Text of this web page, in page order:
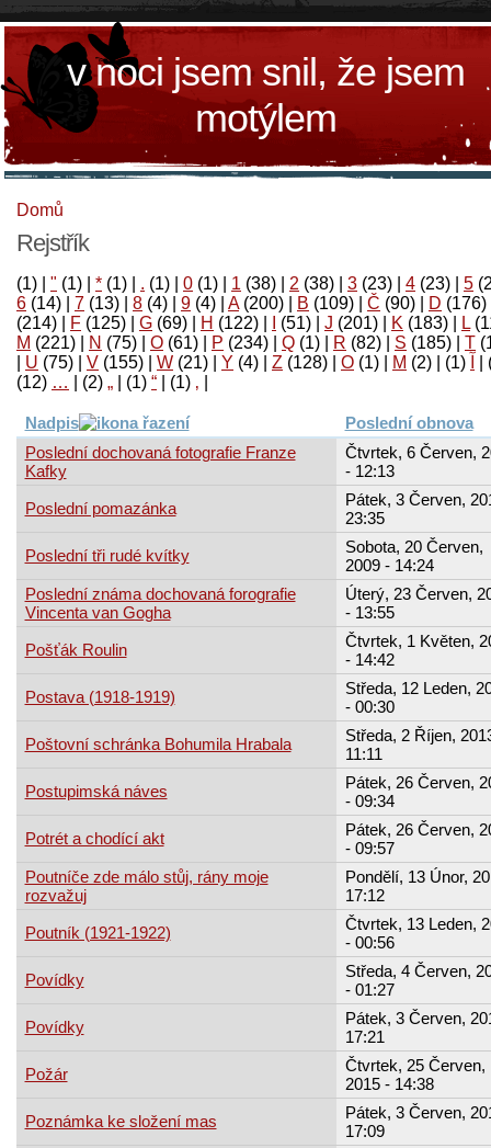
v noci jsem snil, že jsem
motýlem
Domů
Rejstřík
(1) " (1) * (1) . (1) 0 (1) 1 (38) 2 (38) 3 (23) 4 (23) 5
6 (14) 7 (13) 8 (4) 9 (4) A(200) B (109) Č (90) D (176)
(214)
F (125) G (69) H (122) (51) J (201) K (183) L
M (221) N (75) O (61) P (234) Q (1) R (82) S (185) T
U (75) V (155) W (21) Y (4) Z (128) Ο (1) М (2)
(1)
‚
(1)
“
(1)
„
(2)
…
(12)
Nadpis
Poslední obnova
Poslední dochovaná fotografie Franze
Kafky
Čtvrtek, 6 Červen,
- 12:13
Poslední pomazánka
Pátek, 3 Červen,
23:35
Poslední tři rudé kvítky
Sobota, 20 Červen,
2009 - 14:24
Poslední známa dochovaná forografie
Vincenta van Gogha
Úterý, 23 Červen,
- 13:55
Pošťák Roulin
Čtvrtek, 1 Květen,
- 14:42
Postava (1918-1919)
Středa, 12 Leden,
- 00:30
Poštovní schránka Bohumila Hrabala
Středa, 2 Říjen,
11:11
Postupimská náves
Pátek, 26 Červen,
- 09:34
Potrét a chodící akt
Pátek, 26 Červen,
- 09:57
Poutníče zde málo stůj, rány moje
rozvažuj
Pondělí, 13 Únor,
17:12
Poutník (1921-1922)
Čtvrtek, 13 Leden,
- 00:56
Povídky
Středa, 4 Červen,
- 01:27
Povídky
Pátek, 3 Červen,
17:21
Požár
Čtvrtek, 25 Červen,
2015 - 14:38
Poznámka ke složení mas
Pátek, 3 Červen,
17:09